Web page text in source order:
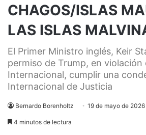
CHAGOS/ISLAS
LAS ISLAS
El Primer Ministro inglés, Keir
permiso de Trump, en violación
Internacional, cumplir una
Internacional de Justicia
Bernardo Borenholtz 19 de mayo de 2026
4 minutos de lectura